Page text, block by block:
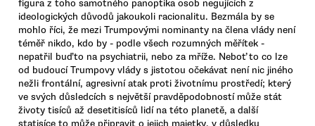
figura z toho samotného panoptika osob negujících z
ideologických důvodů jakoukoli racionalitu. Bezmála by se
mohlo říci, že mezi Trumpovými nominanty na člena vlády není
téměř nikdo, kdo by - podle všech rozumných měřítek -
nepatřil buďto na psychiatrii, nebo za mříže. Neboť to co lze
od budoucí Trumpovy vlády s jistotou očekávat není nic jiného
nežli frontální, agresivní atak proti životnímu prostředí; který
ve svých důsledcích s největší pravděpodobností může stát
životy tisíců až desetitisíců lidí na této planetě, a další
statisíce to může připravit o jejich majetky, v důsledku